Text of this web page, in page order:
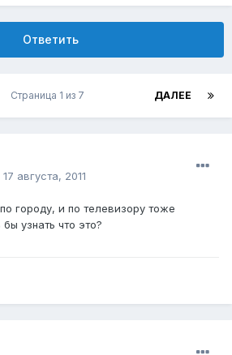
Ответить
ДАЛЕЕ
Страница 1 из 7
17 августа, 2011
городу, и по телевизору тоже
узнать что это?